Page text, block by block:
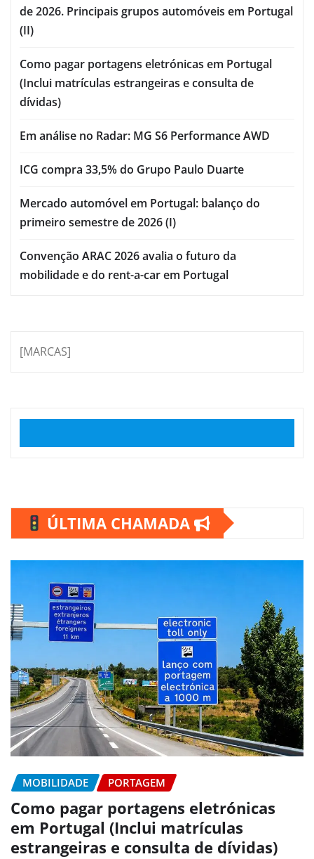
de 2026. Principais grupos automóveis em Portugal
(II)
Como pagar portagens eletrónicas em Portugal
(Inclui matrículas estrangeiras e consulta de
dívidas)
Em análise no Radar: MG S6 Performance AWD
ICG compra 33,5% do Grupo Paulo Duarte
Mercado automóvel em Portugal: balanço do
primeiro semestre de 2026 (I)
Convenção ARAC 2026 avalia o futuro da
mobilidade e do rent-a-car em Portugal
[MARCAS]
ÚLTIMA CHAMADA
MOBILIDADE PORTAGEM
Como pagar portagens eletrónicas
em Portugal (Inclui matrículas
estrangeiras e consulta de dívidas)